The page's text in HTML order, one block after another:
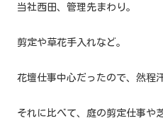
当社西田、管理先まわり。
剪定や草花手入れなど。
花壇仕事中心だったので、然程
それに比べて、庭の剪定仕事や